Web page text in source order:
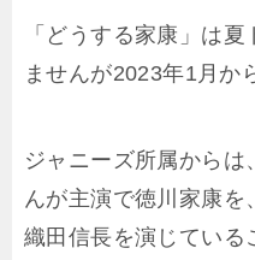
「どうする家康」は
ませんが2023年1月か
ジャニーズ所属からは
んが主演で徳川家康
織田信長を演じている